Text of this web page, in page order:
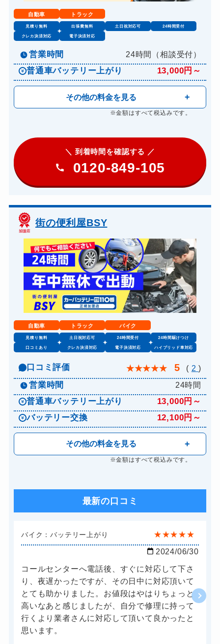
自動車 トラック
見積り無料 出張費無料 土日祝対応可 24時間受付
クレカ決済対応 電子決済対応
営業時間 24時間（相談受付）
普通車バッテリー上がり 13,000円～
その他の料金を見る
※金額はすべて税込みです。
＼ 到着時間を確認する ／
0120-849-105
街の便利屋BSY
自動車 トラック バイク
見積り無料 土日祝対応可 24時間受付 24時間駆けつけ
口コミあり クレカ決済対応 電子決済対応 ハイブリッド車対応
口コミ評価 ★★★★★ 5 ( 2)
営業時間 24時間
普通車バッテリー上がり
13,000円～
バッテリー交換
12,100円～
その他の料金を見る
※金額はすべて税込みです。
最新の口コミ
バイク：バッテリー上がり ★★★★★
2024/06/30
コールセンターへ電話後、すぐに対応して下さ
り、夜遅かったですが、その日中に対応頂いて
とても助かりました。お値段はやはりちょっと
高いなあと感じましたが、自分で修理に持って
行くより業者さんに対応して頂いて良かったと
思います。